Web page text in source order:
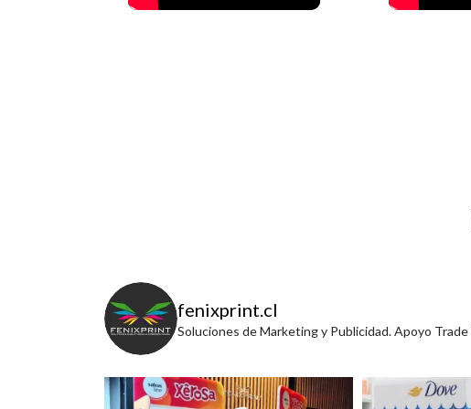
fenixprint.cl
Soluciones de Marketing y Publicidad. Apoyo